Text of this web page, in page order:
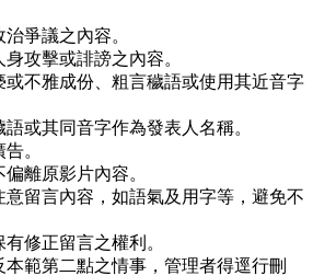
爭議之內容。
攻擊或誹謗之內容。
或不雅成份、粗言穢語或使用其近音字
語或其同音字作為發表人名稱。
。
離原影片內容。
意留言內容，如語氣及用字等，避免不
修正留言之權利。
範第二點之情事，管理者得逕行刪